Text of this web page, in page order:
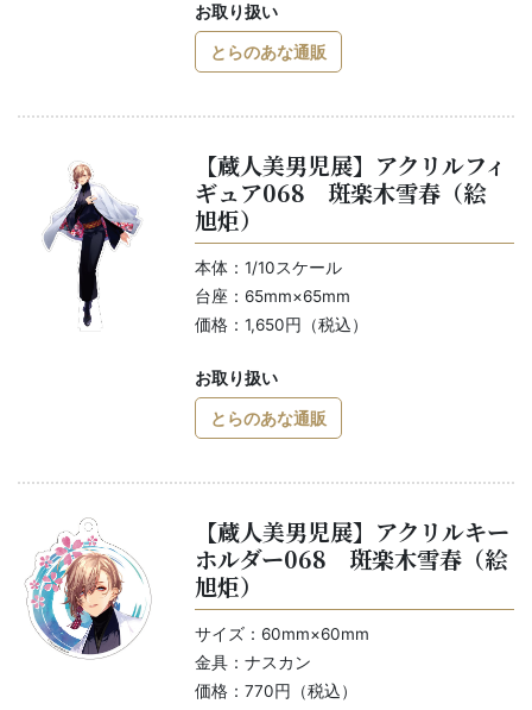
お取り扱い
とらのあな通販
【蔵人美男児展】アクリルフィ
ギュア068 斑楽木雪春（絵
旭炬）
本体：1/10スケール
台座：65mm×65mm
価格：1,650円（税込）
お取り扱い
とらのあな通販
【蔵人美男児展】アクリルキー
ホルダー068 斑楽木雪春（絵
旭炬）
サイズ：60mm×60mm
金具：ナスカン
価格：770円（税込）